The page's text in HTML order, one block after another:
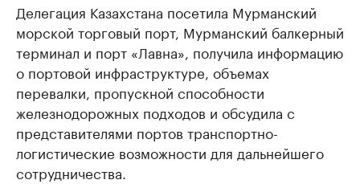
Делегация Казахстана посетила Мурманский
морской торговый порт, Мурманский балкерный
терминал и порт «Лавна», получила информацию
о портовой инфраструктуре, объемах
перевалки, пропускной способности
железнодорожных подходов и обсудила с
представителями портов транспортно-
логистические возможности для дальнейшего
сотрудничества.